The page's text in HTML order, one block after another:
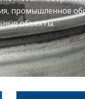
промышленное
объекты.